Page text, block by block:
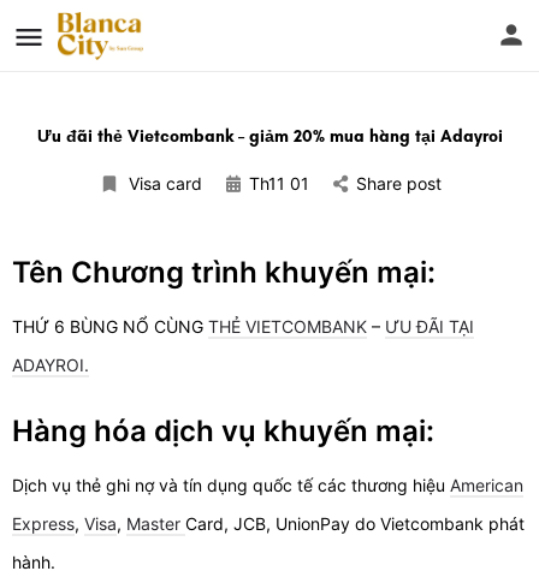
Ưu đãi thẻ Vietcombank – giảm 20% mua hàng tại Adayroi
Visa card Th11 01 Share post
Tên Chương trình khuyến mại:
THỨ 6 BÙNG NỔ CÙNG THẺ VIETCOMBANK – ƯU ĐÃI TẠI
ADAYROI.
Hàng hóa dịch vụ khuyến mại:
Dịch vụ thẻ ghi nợ và tín dụng quốc tế các thương hiệu American
Express, Visa, Master Card, JCB, UnionPay do Vietcombank phát
hành.